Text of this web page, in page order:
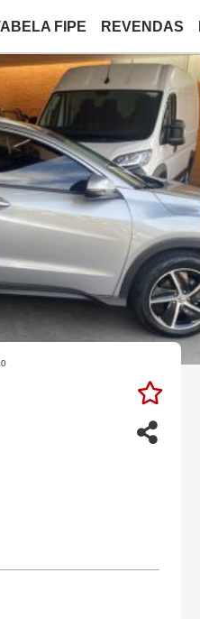
FIPE REVENDAS